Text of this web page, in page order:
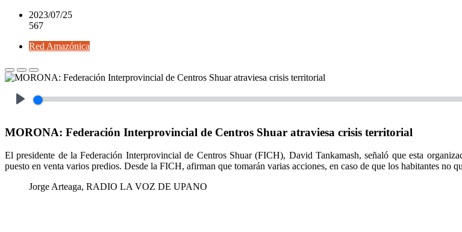
2023/07/25
567
Red Amazónica
MORONA: Federación Interprovincial de Centros Shuar atraviesa crisis territorial
El presidente de la Federación Interprovincial de Centros Shuar (FICH), David Tankamash, señaló que esta
puesto en venta varios predios. Desde la FICH, afirman que tomarán varias acciones, en caso de que los habitantes no
Jorge Arteaga, RADIO LA VOZ DE UPANO